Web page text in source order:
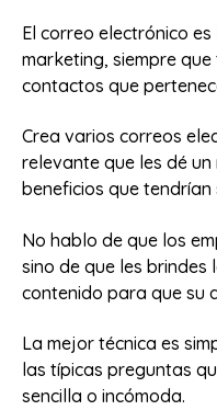
El correo electrónico
marketing, siempre
contactos que
Crea varios correos
relevante que les dé
beneficios que tendrían
No hablo de que los
sino de que les
contenido para que su
La mejor técnica es
las típicas preguntas
sencilla o incómoda.